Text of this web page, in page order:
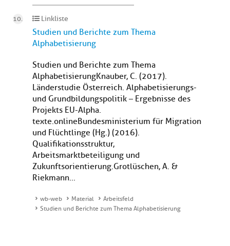
Linkliste
Studien und Berichte zum Thema
Alphabetisierung
Studien und Berichte zum Thema
AlphabetisierungKnauber, C. (2017).
Länderstudie Österreich. Alphabetisierungs-
und Grundbildungspolitik – Ergebnisse des
Projekts EU-Alpha.
texte.onlineBundesministerium für Migration
und Flüchtlinge (Hg.) (2016).
Qualifikationsstruktur,
Arbeitsmarktbeteiligung und
Zukunftsorientierung.Grotlüschen, A. &
Riekmann...
wb-web Material
Arbeitsfeld
Studien und Berichte zum Thema Alphabetisierung